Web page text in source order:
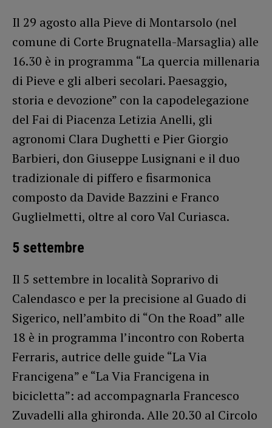
Il 29 agosto alla Pieve di Montarsolo (nel
comune di Corte Brugnatella-Marsaglia) alle
16.30 è in programma “La quercia millenaria
di Pieve e gli alberi secolari. Paesaggio,
storia e devozione” con la capodelegazione
del Fai di Piacenza Letizia Anelli, gli
agronomi Clara Dughetti e Pier Giorgio
Barbieri, don Giuseppe Lusignani e il duo
tradizionale di piffero e fisarmonica
composto da Davide Bazzini e Franco
Guglielmetti, oltre al coro Val Curiasca.
5 settembre
Il 5 settembre in località Soprarivo di
Calendasco e per la precisione al Guado di
Sigerico, nell’ambito di “On the Road” alle
18 è in programma l’incontro con Roberta
Ferraris, autrice delle guide “La Via
Francigena” e “La Via Francigena in
bicicletta”: ad accompagnarla Francesco
Zuvadelli alla ghironda. Alle 20.30 al Circolo